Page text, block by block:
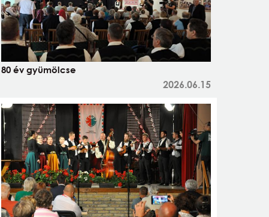
80 év gyümölcse
2026.06.15